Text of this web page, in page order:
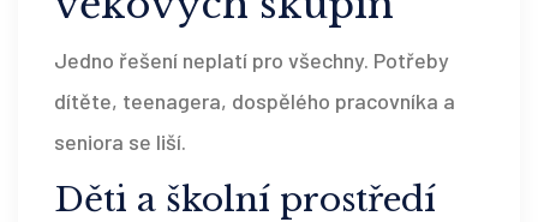
Jedno řešení neplatí pro všechny. Potřeby
dítěte, teenagera, dospělého pracovníka a
seniora se liší.
Děti a školní prostředí